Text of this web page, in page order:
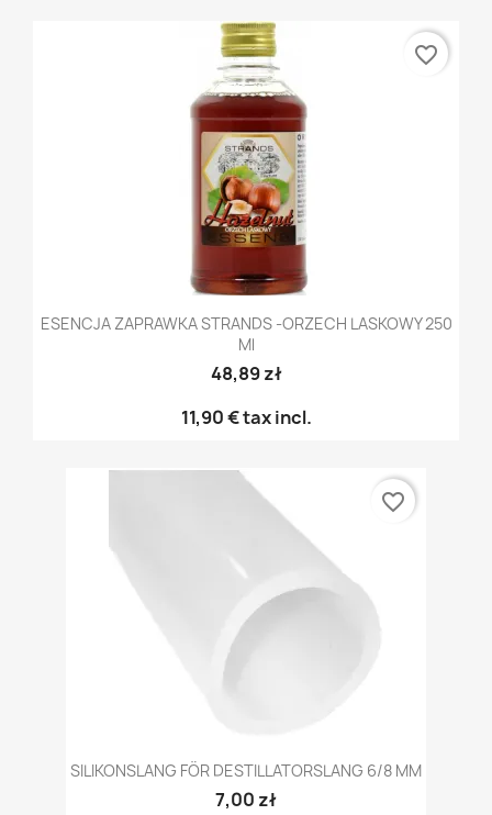
ESENCJA ZAPRAWKA STRANDS -ORZECH LASKOWY 250
Ml
48,89 zł
11,90 €tax incl.
favorite_border
SILIKONSLANG FÖR DESTILLATORSLANG 6/8 MM
7,00 zł
favorite_border